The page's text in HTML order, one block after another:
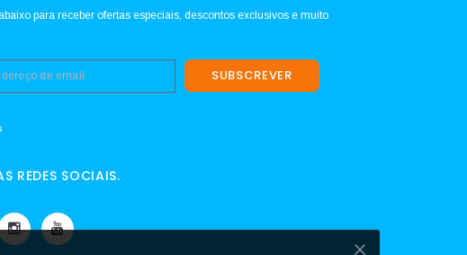
para receber ofertas especiais, descontos exclusivos e muito
SUBSCREVER
REDES SOCIAIS.